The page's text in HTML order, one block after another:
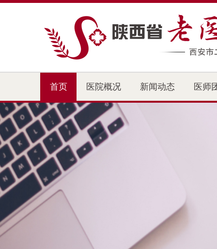
首页 医院概况 新闻动态 医师